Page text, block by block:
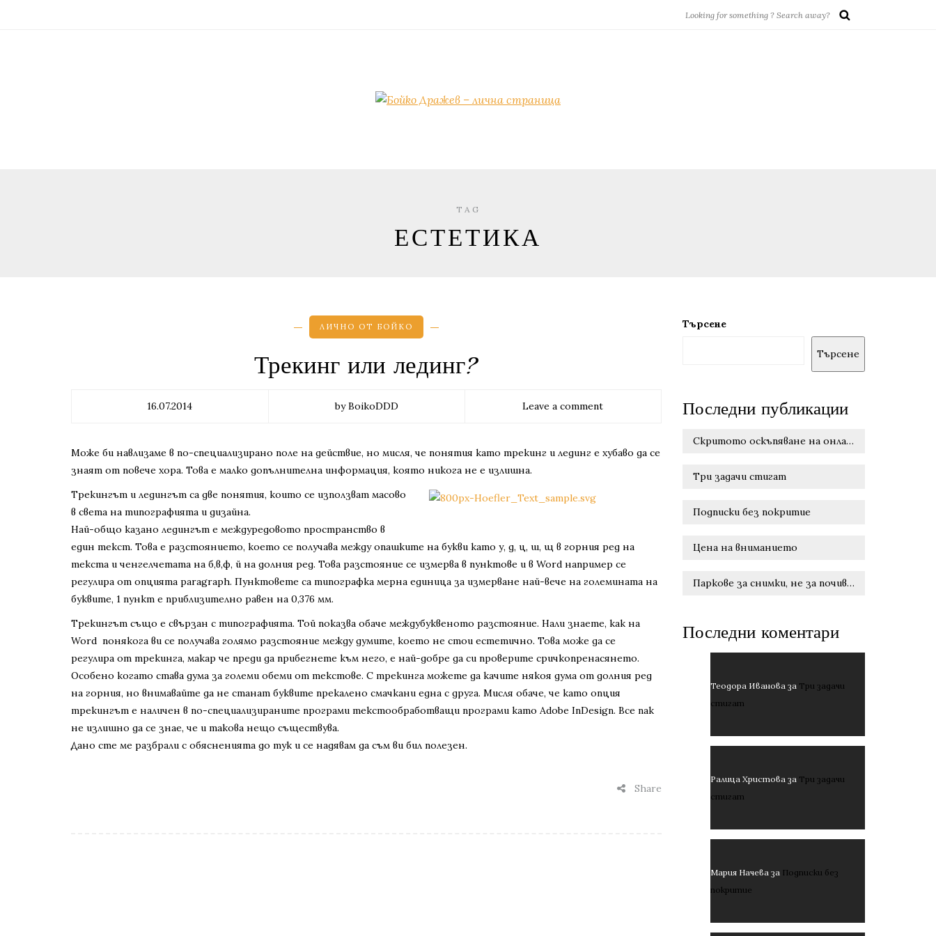
TAG
ЕСТЕТИКА
ЛИЧНО ОТ БОЙКО
Трекинг или лединг?
16.07.2014 by BoikoDDD Leave a comment
Може би навлизаме в по-специализирано поле на действие, но мисля, че понятия като трекинг и лединг е хубаво да се
знаят от повече хора. Това е малко допълнителна информация, която никога не е излишна.
Трекингът и ледингът са две понятия, които се използват масово
в света на типографията и дизайна.
Най-общо казано ледингът е междуредовото пространство в
един текст. Това е разстоянието, което се получава между опашките на букви като у, д, ц, ш, щ в горния ред на
текста и ченгелчетата на б,в,ф, й на долния ред. Това разстояние се измерва в пунктове и в Word например се
регулира от опцията paragraph. Пунктовете са типографка мерна единица за измерване най-вече на големината на
буквите, 1 пункт е приблизително равен на 0,376 мм.
Трекингът също е свързан с типографията. Той показва обаче междубуквеното разстояние. Нали знаете, как на
Word понякога ви се получава голямо разстояние между думите, което не стои естетично. Това може да се
регулира от трекинга, макар че преди да прибегнете към него, е най-добре да си проверите сричкопренасянето.
Особено когато става дума за големи обеми от текстове. С трекинга можете да качите някоя дума от долния ред
на горния, но внимавайте да не станат буквите прекалено смачкани една с друга. Мисля обаче, че като опция
трекингът е наличен в по-специализираните програми текстообработващи програми като Adobe InDesign. Все пак
не излишно да се знае, че и такова нещо съществува.
Дано сте ме разбрали с обясненията до тук и се надявам да съм ви бил полезен.
Share
Търсене
Търсене
Последни публикации
Скритото оскъпяване на онлайн удобството
Три задачи стигат
Подписки без покритие
Цена на вниманието
Паркове за снимки, не за почивка
Последни коментари
Теодора Ивановаза Три задачи
стигат
Ралица Христоваза Три задачи
стигат
Мария Начеваза Подписки без
покритие